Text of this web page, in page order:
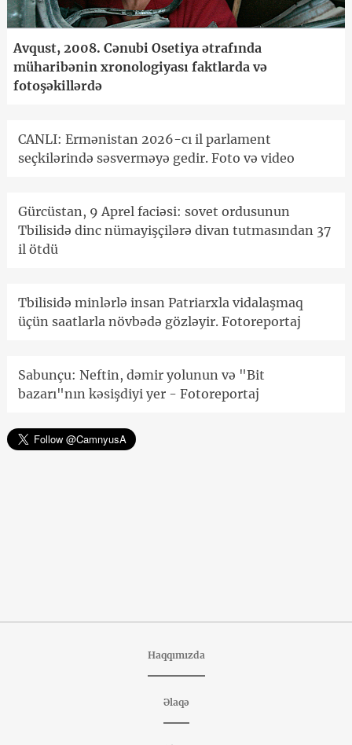
Avqust, 2008. Cənubi Osetiya ətrafında
müharibənin xronologiyası faktlarda və
fotoşəkillərdə
CANLI: Ermənistan 2026-cı il parlament
seçkilərində səsverməyə gedir. Foto və video
Gürcüstan, 9 Aprel faciəsi: sovet ordusunun
Tbilisidə dinc nümayişçilərə divan tutmasından 37
il ötdü
Tbilisidə minlərlə insan Patriarxla vidalaşmaq
üçün saatlarla növbədə gözləyir. Fotoreportaj
Sabunçu: Neftin, dəmir yolunun və "Bit
bazarı"nın kəsişdiyi yer - Fotoreportaj
Haqqımızda
Əlaqə